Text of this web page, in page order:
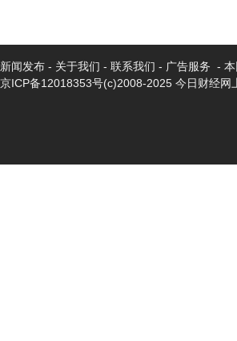
新闻发布 - 关于我们 - 联系我们 - 广告服务 -
京ICP备12018353号(c)2008-2025 今日财经网